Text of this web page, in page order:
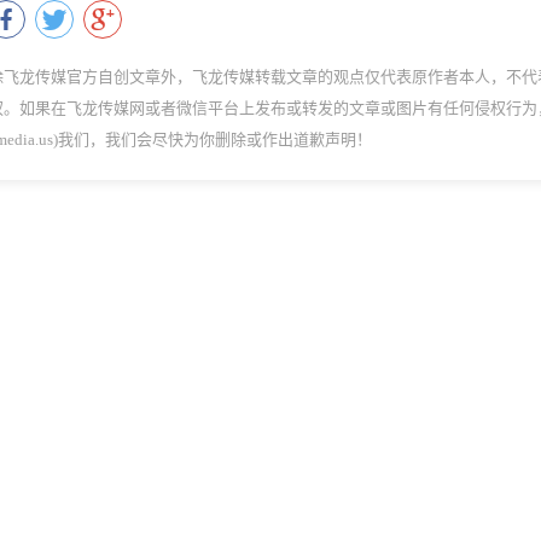
龙传媒官方自创文章外，飞龙传媒转载文章的观点仅代表原作者本人，不代
如果在飞龙传媒网或者微信平台上发布或转发的文章或图片有任何侵权行为
我们，我们会尽快为你删除或作出道歉声明！